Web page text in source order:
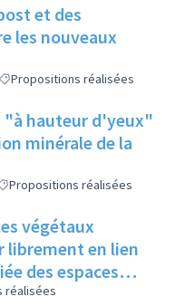
et des
les nouveaux
Propositions réalisées
"à hauteur d'yeux"
minérale de la
Propositions réalisées
végétaux
librement en lien
des espaces
réalisées